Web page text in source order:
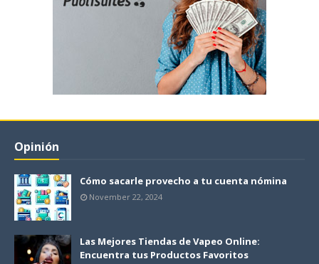
Opinión
Cómo sacarle provecho a tu cuenta nómina
November 22, 2024
Las Mejores Tiendas de Vapeo Online:
Encuentra tus Productos Favoritos